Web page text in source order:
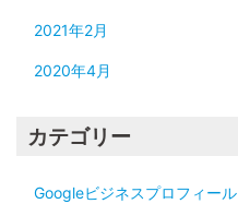
2021年2月
2020年4月
カテゴリー
Googleビジネスプロフィール